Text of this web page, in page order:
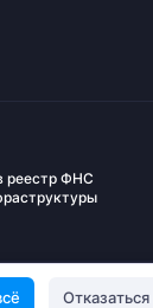
Отказаться
реестр ФНС
Интелион».
ОГРН: 1237700947307